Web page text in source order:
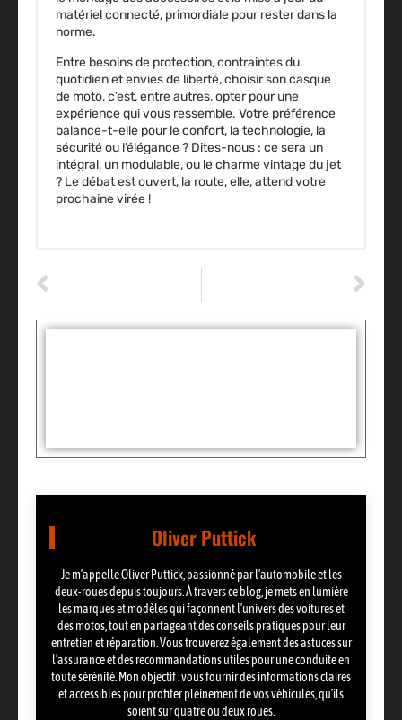
matériel connecté, primordiale pour rester dans la
norme.
Entre besoins de protection, contraintes du
quotidien et envies de liberté, choisir son casque
de moto, c’est, entre autres, opter pour une
expérience qui vous ressemble. Votre préférence
balance-t-elle pour le confort, la technologie, la
sécurité ou l’élégance ? Dites-nous : ce sera un
intégral, un modulable, ou le charme vintage du jet
? Le débat est ouvert, la route, elle, attend votre
prochaine virée !
Oliver Puttick
Je m’appelle Oliver Puttick, passionné par l’automobile et les
deux-roues depuis toujours. À travers ce blog, je mets en lumière
les marques et modèles qui façonnent l’univers des voitures et
des motos, tout en partageant des conseils pratiques pour leur
entretien et réparation. Vous trouverez également des astuces sur
l’assurance et des recommandations utiles pour une conduite en
toute sérénité. Mon objectif : vous fournir des informations claires
et accessibles pour profiter pleinement de vos véhicules, qu’ils
soient sur quatre ou deux roues.